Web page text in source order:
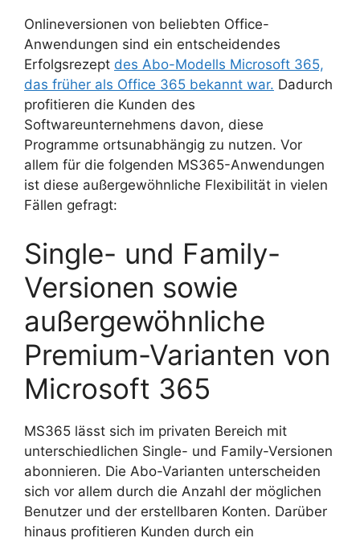
Onlineversionen von beliebten Office-
Anwendungen sind ein entscheidendes
Erfolgsrezept des Abo-Modells Microsoft 365,
das früher als Office 365 bekannt war. Dadurch
profitieren die Kunden des
Softwareunternehmens davon, diese
Programme ortsunabhängig zu nutzen. Vor
allem für die folgenden MS365-Anwendungen
ist diese außergewöhnliche Flexibilität in vielen
Fällen gefragt:
Single- und Family-
Versionen sowie
außergewöhnliche
Premium-Varianten von
Microsoft 365
MS365 lässt sich im privaten Bereich mit
unterschiedlichen Single- und Family-Versionen
abonnieren. Die Abo-Varianten unterscheiden
sich vor allem durch die Anzahl der möglichen
Benutzer und der erstellbaren Konten. Darüber
hinaus profitieren Kunden durch ein